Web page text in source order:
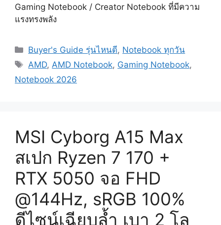
Gaming Notebook / Creator Notebook ที่มีความ
แรงทรงพลัง
Categories
Buyer's Guide รุ่นไหนดี, Notebook ทุกวัน
Tags
AMD, AMD Notebook, Gaming Notebook,
Notebook 2026
MSI Cyborg A15 Max
สเปก Ryzen 7 170 +
RTX 5050 จอ FHD
@144Hz, sRGB 100%
ดีไซน์เฉียบล้ำ เบา 2 โล